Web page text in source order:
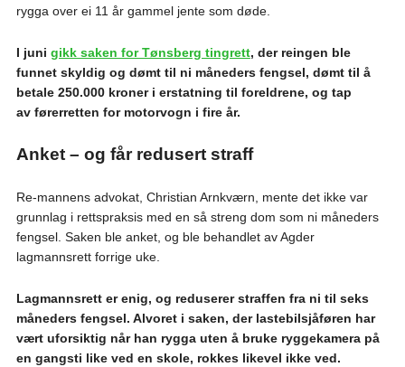
rygga over ei 11 år gammel jente som døde.
I juni gikk saken for Tønsberg tingrett, der reingen ble
funnet skyldig og dømt til ni måneders fengsel, dømt til å
betale 250.000 kroner i erstatning til foreldrene, og tap
av førerretten for motorvogn i fire år.
Anket – og får redusert straff
Re-mannens advokat, Christian Arnkværn, mente det ikke var
grunnlag i rettspraksis med en så streng dom som ni måneders
fengsel. Saken ble anket, og ble behandlet av Agder
lagmannsrett forrige uke.
Lagmannsrett er enig, og reduserer straffen fra ni til seks
måneders fengsel. Alvoret i saken, der lastebilsjåføren har
vært uforsiktig når han rygga uten å bruke ryggekamera på
en gangsti like ved en skole, rokkes likevel ikke ved.